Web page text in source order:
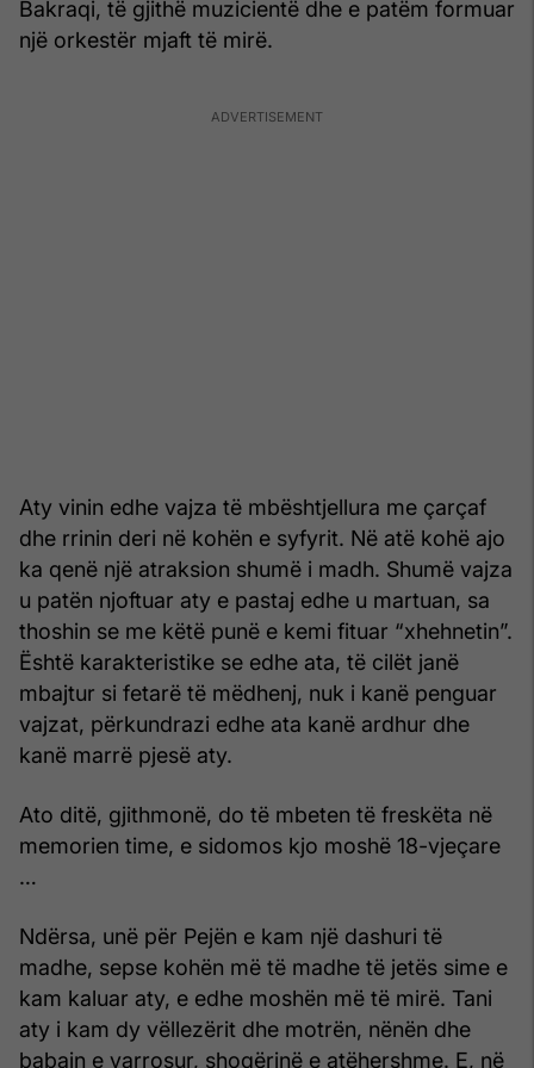
Bakraqi, të gjithë muzicientë dhe e patëm formuar
një orkestër mjaft të mirë.
Aty vinin edhe vajza të mbështjellura me çarçaf
dhe rrinin deri në kohën e syfyrit. Në atë kohë ajo
ka qenë një atraksion shumë i madh. Shumë vajza
u patën njoftuar aty e pastaj edhe u martuan, sa
thoshin se me këtë punë e kemi fituar “xhehnetin”.
Është karakteristike se edhe ata, të cilët janë
mbajtur si fetarë të mëdhenj, nuk i kanë penguar
vajzat, përkundrazi edhe ata kanë ardhur dhe
kanë marrë pjesë aty.
Ato ditë, gjithmonë, do të mbeten të freskëta në
memorien time, e sidomos kjo moshë 18-vjeçare
…
Ndërsa, unë për Pejën e kam një dashuri të
madhe, sepse kohën më të madhe të jetës sime e
kam kaluar aty, e edhe moshën më të mirë. Tani
aty i kam dy vëllezërit dhe motrën, nënën dhe
babain e varrosur, shoqërinë e atëhershme. E, në